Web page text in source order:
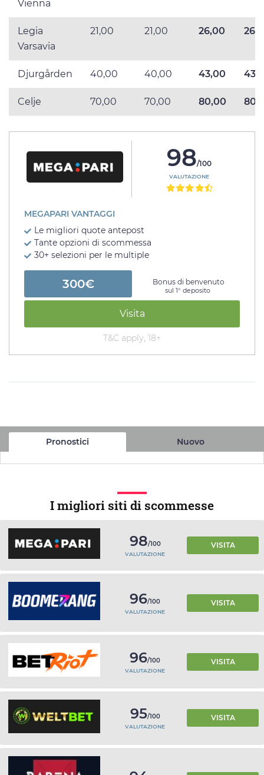
Vienna
Legia
Varsavia
21,00 21,00 26,00
Djurgården 40,00 40,00 43,00
Celje 70,00 70,00 80,00
98/100
VALUTAZIONE
MEGAPARI VANTAGGI
Le migliori quote antepost
Tante opzioni di scommessa
30+ selezioni per le multiple
300€ Bonus di benvenuto
sul 1° deposito
Visita
T&C apply, 18+
Pronostici Nuovo
I migliori siti di scommesse
98/100
VALUTAZIONE
VISITA
96/100
VALUTAZIONE
VISITA
96/100
VALUTAZIONE
VISITA
95/100
VALUTAZIONE
VISITA